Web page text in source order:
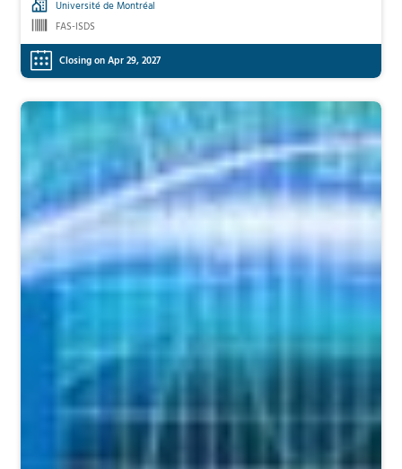
Université de Montréal
FAS-ISDS
Closing on Apr 29, 2027